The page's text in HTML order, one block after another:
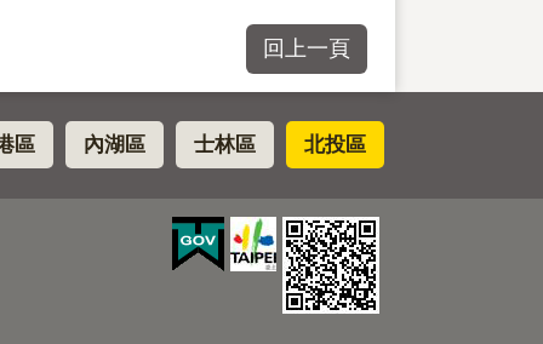
回上一頁
區 內湖區 士林區 北投區